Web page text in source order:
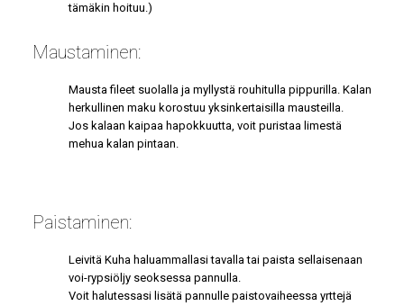
tämäkin hoituu.)
Maustaminen:
Mausta fileet suolalla ja myllystä rouhitulla pippurilla. Kalan
herkullinen maku korostuu yksinkertaisilla mausteilla.
Jos kalaan kaipaa hapokkuutta, voit puristaa limestä
mehua kalan pintaan.
Paistaminen:
Leivitä Kuha haluammallasi tavalla tai paista sellaisenaan
voi-rypsiöljy seoksessa pannulla.
Voit halutessasi lisätä pannulle paistovaiheessa yrttejä